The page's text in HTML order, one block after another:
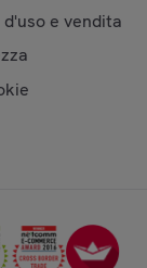
e vendita